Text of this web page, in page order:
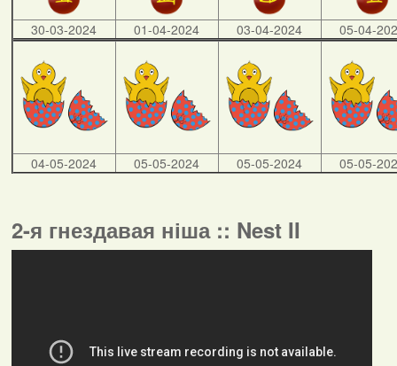
30-03-2024 01-04-2024 03-04-2024 05-04-
04-05-2024 05-05-2024 05-05-2024 05-05-
2-я гнездавая ніша :: Nest II